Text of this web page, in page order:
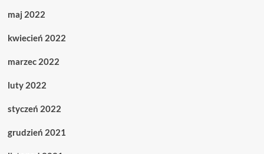
maj 2022
kwiecień 2022
marzec 2022
luty 2022
styczeń 2022
grudzień 2021